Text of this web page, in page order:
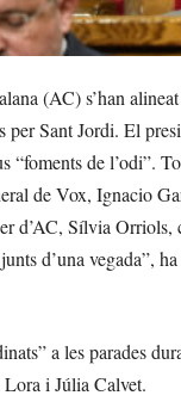
(AC) s’han
per Sant Jordi. El
“foments de l’odi”.
de Vox, Ignacio
d’AC, Sílvia Orriols,
d’una vegada”,
a les parades
i Júlia Calvet.